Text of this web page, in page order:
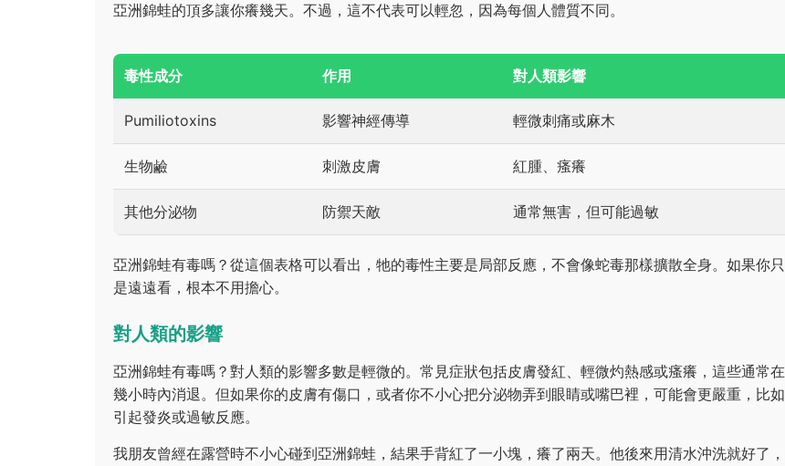
亞洲錦蛙的頂多讓你癢幾天。不過，這不代表可以輕忽，因為每個人體質不同。
毒性成分 作用 對人類影響
Pumiliotoxins 影響神經傳導 輕微刺痛或麻木
生物鹼 刺激皮膚 紅腫、瘙癢
其他分泌物 防禦天敵 通常無害，但可能過敏
亞洲錦蛙有毒嗎？從這個表格可以看出，牠的毒性主要是局部反應，不會像蛇毒那樣擴散全身。如果你只
是遠遠看，根本不用擔心。
對人類的影響
亞洲錦蛙有毒嗎？對人類的影響多數是輕微的。常見症狀包括皮膚發紅、輕微灼熱感或瘙癢，這些通常在
幾小時內消退。但如果你的皮膚有傷口，或者你不小心把分泌物弄到眼睛或嘴巴裡，可能會更嚴重，比如
引起發炎或過敏反應。
我朋友曾經在露營時不小心碰到亞洲錦蛙，結果手背紅了一小塊，癢了兩天。他後來用清水沖洗就好了，